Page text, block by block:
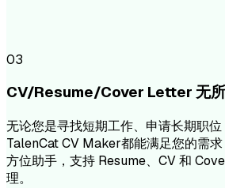
03
CV/Resume/Cover Letter 无
无论您是寻找短期工作、申请长期职位
TalenCat CV Maker都能满足您的需
方位助手，支持 Resume、CV 和
理。